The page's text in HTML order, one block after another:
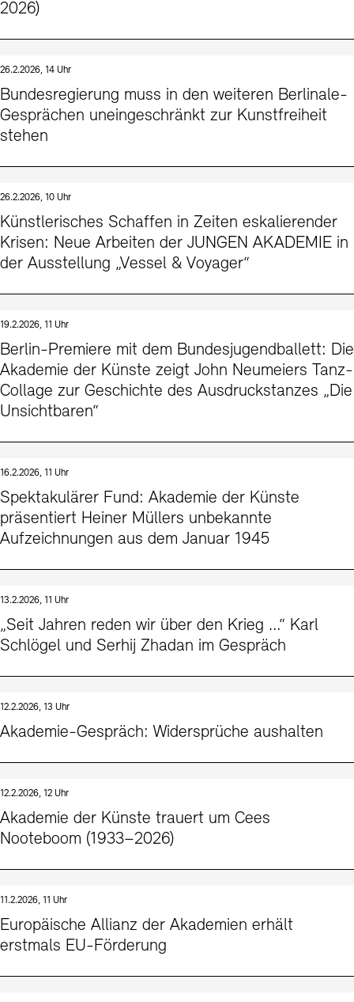
2026)
26.2.2026, 14 Uhr
Bundesregierung muss in den weiteren Berlinale-
Gesprächen uneingeschränkt zur Kunstfreiheit
stehen
26.2.2026, 10 Uhr
Künstlerisches Schaffen in Zeiten eskalierender
Krisen: Neue Arbeiten der JUNGEN AKADEMIE in
der Ausstellung „Vessel & Voyager“
19.2.2026, 11 Uhr
Berlin-Premiere mit dem Bundesjugendballett: Die
Akademie der Künste zeigt John Neumeiers Tanz-
Collage zur Geschichte des Ausdruckstanzes „Die
Unsichtbaren“
16.2.2026, 11 Uhr
Spektakulärer Fund: Akademie der Künste
präsentiert Heiner Müllers unbekannte
Aufzeichnungen aus dem Januar 1945
13.2.2026, 11 Uhr
„Seit Jahren reden wir über den Krieg …“ Karl
Schlögel und Serhij Zhadan im Gespräch
12.2.2026, 13 Uhr
Akademie-Gespräch: Widersprüche aushalten
12.2.2026, 12 Uhr
Akademie der Künste trauert um Cees
Nooteboom (1933–2026)
11.2.2026, 11 Uhr
Europäische Allianz der Akademien erhält
erstmals EU-Förderung